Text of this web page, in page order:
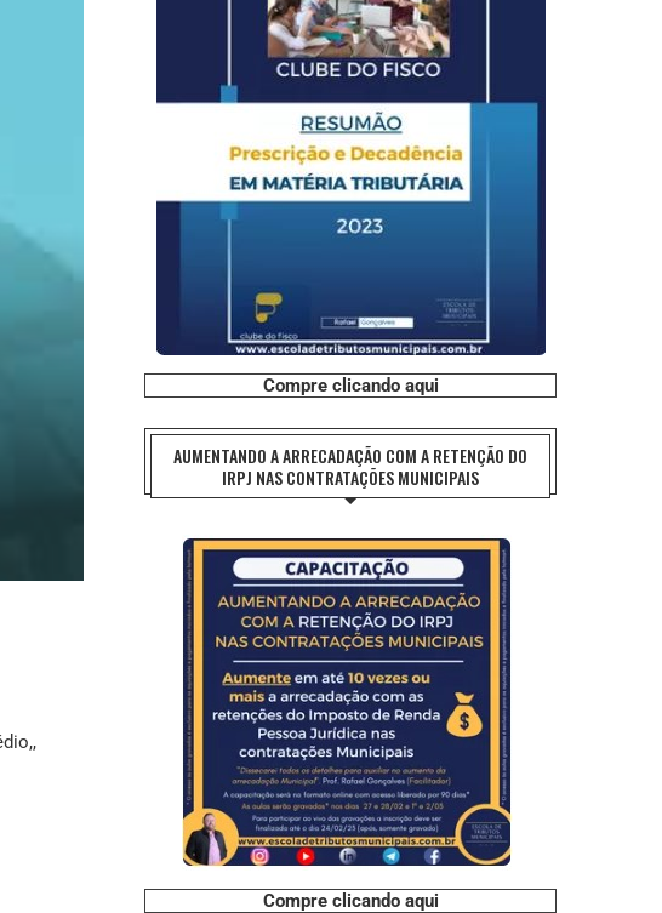
Compre clicando aqui
AUMENTANDO A ARRECADAÇÃO COM A RETENÇÃO DO
IRPJ NAS CONTRATAÇÕES MUNICIPAIS
Compre clicando aqui